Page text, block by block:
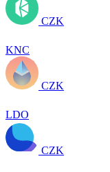
CZK
KNC
CZK
LDO
CZK